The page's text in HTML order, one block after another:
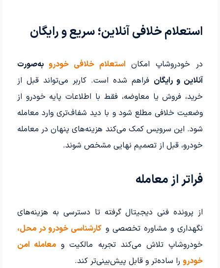
استعلام خلافی آنلاین؛ سریع و رایگان
در خودروشاپ امکان استعلام خلافی خودروبه‌صورت
آنلاین و رایگان فراهم شده است. کاربر می‌تواند قبل از
خرید، فروش یا معاوضه، فقط با اطلاعات پایه خودرو از
وضعیت خلافی مطلع شود و با دید شفاف‌تری وارد معامله
شود. این سرویس کمک می‌کند هزینه‌های پنهان در معامله
خودرو، قبل از تصمیم نهایی مشخص شوند.
فراتر از معامله
از پرونده فنی دیجیتال گرفته تا دسترسی به هزینه‌های
نگهداری و مشاوره تخصصی و کارشناسی خودرو در محل،
خودروشاپ تلاش می‌کند تجربه مالکیت و معامله امن
خودرورا ساده‌تر و قابل پیش‌بینی‌تر کند.